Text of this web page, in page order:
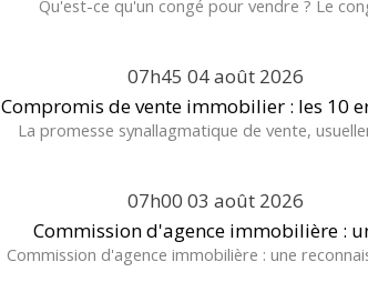
Qu'est-ce qu'un congé pour vendre ? Le
07h45 04août 2026
Compromis de vente immobilier : les 10
La promesse synallagmatique de vente,
07h00 03 août 2026
Commission d'agence immobilière :
Commission d'agence immobilière : une